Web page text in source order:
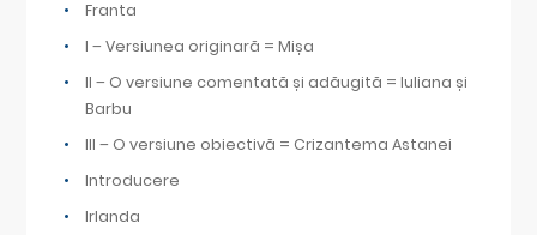
Franta
I – Versiunea originară = Mișa
II – O versiune comentată și adăugită = Iuliana și
Barbu
III – O versiune obiectivă = Crizantema Astanei
Introducere
Irlanda